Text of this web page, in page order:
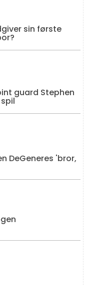
sin første
guard Stephen
DeGeneres 'bror,